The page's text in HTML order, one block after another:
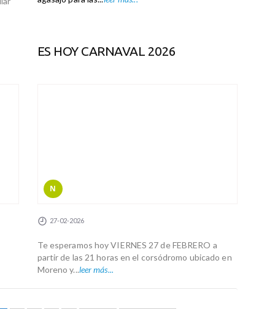
ES HOY CARNAVAL 2026
N
27-02-2026
Te esperamos hoy VIERNES 27 de FEBRERO a
partir de las 21 horas en el corsódromo ubicado en
Moreno y...leer más...